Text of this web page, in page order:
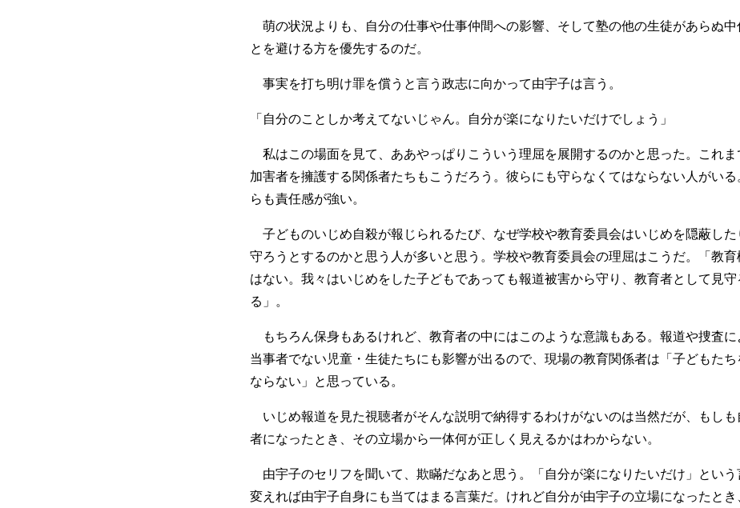
萌の状況よりも、自分の仕事や仕事仲間への影響、そして塾の他の生徒があらぬ中
とを避ける方を優先するのだ。
事実を打ち明け罪を償うと言う政志に向かって由宇子は言う。
「自分のことしか考えてないじゃん。自分が楽になりたいだけでしょう」
私はこの場面を見て、ああやっぱりこういう理屈を展開するのかと思った。これ
加害者を擁護する関係者たちもこうだろう。彼らにも守らなくてはならない人がい
らも責任感が強い。
子どものいじめ自殺が報じられるたび、なぜ学校や教育委員会はいじめを隠蔽し
守ろうとするのかと思う人が多いと思う。学校や教育委員会の理屈はこうだ。「教
はない。我々はいじめをした子どもであっても報道被害から守り、教育者として見
る」。
もちろん保身もあるけれど、教育者の中にはこのような意識もある。報道や捜査
当事者でない児童・生徒たちにも影響が出るので、現場の教育関係者は「子どもた
ならない」と思っている。
いじめ報道を見た視聴者がそんな説明で納得するわけがないのは当然だが、もし
者になったとき、その立場から一体何が正しく見えるかはわからない。
由宇子のセリフを聞いて、欺瞞だなあと思う。「自分が楽になりたいだけ」とい
変えれば由宇子自身にも当てはまる言葉だ。けれど自分が由宇子の立場になったと